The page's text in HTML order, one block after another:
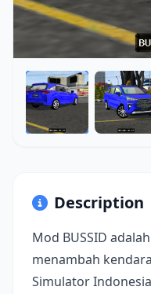
Description
Mod BUSSID
menambah
Simulator Indonesia